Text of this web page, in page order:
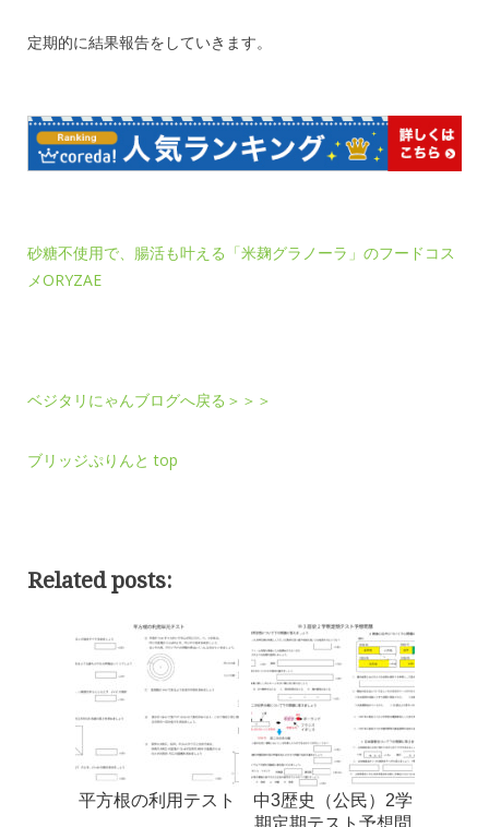
定期的に結果報告をしていきます。
砂糖不使用で、腸活も叶える「米麹グラノーラ」のフードコス
メORYZAE
ベジタリにゃんブログへ戻る＞＞＞
ブリッジぷりんと top
Related posts:
平方根の利用テスト
中3歴史（公民）2学